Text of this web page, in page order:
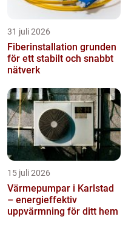
31 juli 2026
Fiberinstallation grunden
för ett stabilt och snabbt
nätverk
15 juli 2026
Värmepumpar i Karlstad
– energieffektiv
uppvärmning för ditt hem